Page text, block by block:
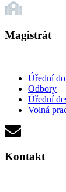
Magistrát
Úřední
Odbory
Úřední
Volná
Kontakt